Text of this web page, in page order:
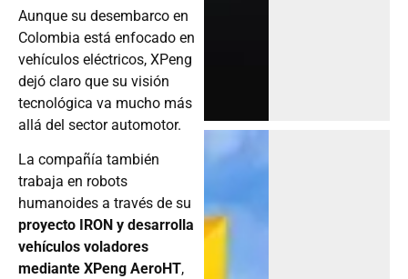
Aunque su desembarco en
Colombia está enfocado en
vehículos eléctricos, XPeng
dejó claro que su visión
tecnológica va mucho más
allá del sector automotor.
La compañía también
trabaja en robots
humanoides a través de su
proyecto IRON y desarrolla
vehículos voladores
mediante XPeng AeroHT,